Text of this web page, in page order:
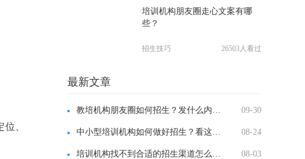
、
培训机构朋友圈走心文案有哪
些？
招生技巧 26503人看过
最新文章
教培机构朋友圈如何招生？发什么内容？ 09-30
中小型培训机构如何做好招生？看这里！ 08-24
培训机构找不到合适的招生渠道怎么办？看这里！ 08-03